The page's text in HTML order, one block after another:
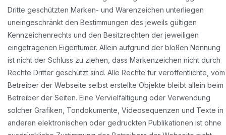
Dritte geschützten Marken- und Warenzeichen unterliegen
uneingeschränkt den Bestimmungen des jeweils gültigen
Kennzeichenrechts und den Besitzrechten der jeweiligen
eingetragenen Eigentümer. Allein aufgrund der bloßen Nennung
ist nicht der Schluss zu ziehen, dass Markenzeichen nicht durch
Rechte Dritter geschützt sind. Alle Rechte für veröffentlichte, vom
Betreiber der Webseite selbst erstellte Objekte bleibt allein beim
Betreiber der Seiten. Eine Vervielfältigung oder Verwendung
solcher Grafiken, Tondokumente, Videosequenzen und Texte in
anderen elektronischen oder gedruckten Publikationen ist ohne